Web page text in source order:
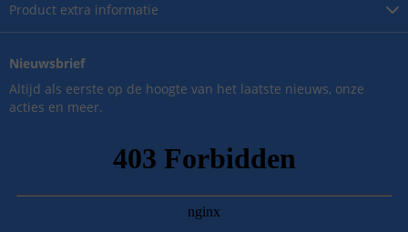
Product extra informatie
Nieuwsbrief
Altijd als eerste op de hoogte van het laatste nieuws, onze
acties en meer.